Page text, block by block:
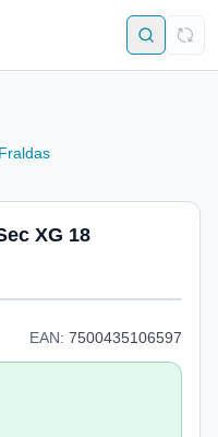
Fraldas
XG 18
EAN: 7500435106597